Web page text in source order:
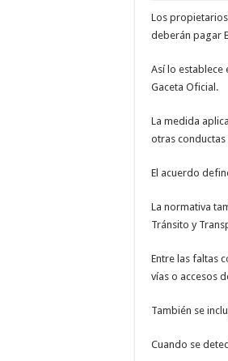
Los
deberán pagar
Así lo establece
Gaceta Oficial.
La medida
otras conductas
El acuerdo
La normativa
Tránsito y
Entre las faltas
vías o accesos
También se
Cuando se